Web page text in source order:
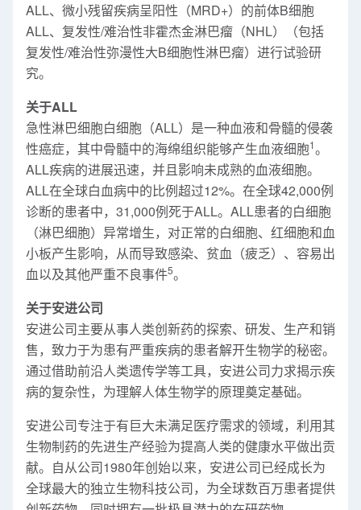
ALL、微小残留疾病呈阳性（MRD+）的前体B细胞
ALL、复发性/难治性非霍杰金淋巴瘤（NHL）（包括
复发性/难治性弥漫性大B细胞性淋巴瘤）进行试验研
究。
关于ALL
急性淋巴细胞白细胞（ALL）是一种血液和骨髓的侵袭
性癌症，其中骨髓中的海绵组织能够产生血液细胞1。
ALL疾病的进展迅速，并且影响未成熟的血液细胞。
ALL在全球白血病中的比例超过12%。在全球42,000例
诊断的患者中，31,000例死于ALL。ALL患者的白细胞
（淋巴细胞）异常增生，对正常的白细胞、红细胞和血
小板产生影响，从而导致感染、贫血（疲乏）、容易出
血以及其他严重不良事件5。
关于安进公司
安进公司主要从事人类创新药的探索、研发、生产和销
售，致力于为患有严重疾病的患者解开生物学的秘密。
通过借助前沿人类遗传学等工具，安进公司力求揭示疾
病的复杂性，为理解人体生物学的原理奠定基础。
安进公司专注于有巨大未满足医疗需求的领域，利用其
生物制药的先进生产经验为提高人类的健康水平做出贡
献。自从公司1980年创始以来，安进公司已经成长为
全球最大的独立生物科技公司，为全球数百万患者提供